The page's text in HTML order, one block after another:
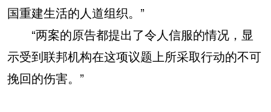
国重建生活的人道组织。”
“两案的原告都提出了令人信服的情况，显
示受到联邦机构在这项议题上所采取行动的不可
挽回的伤害。”